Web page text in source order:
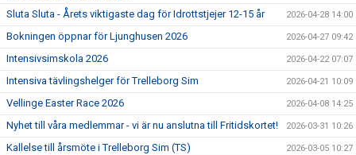
Sluta Sluta - Årets viktigaste dag för Idrottstjejer 12-15 år 2026-04-28 14:00
Bokningen öppnar för Ljunghusen 2026 2026-04-27 09:42
Intensivsimskola 2026 2026-04-22 07:07
Intensiva tävlingshelger för Trelleborg Sim 2026-04-21 10:09
Vellinge Easter Race 2026 2026-04-08 14:25
Nyhet till våra medlemmar - vi är nu anslutna till Fritidskortet! 2026-03-31 10:26
Kallelse till årsmöte i Trelleborg Sim (TS) 2026-03-05 10:27